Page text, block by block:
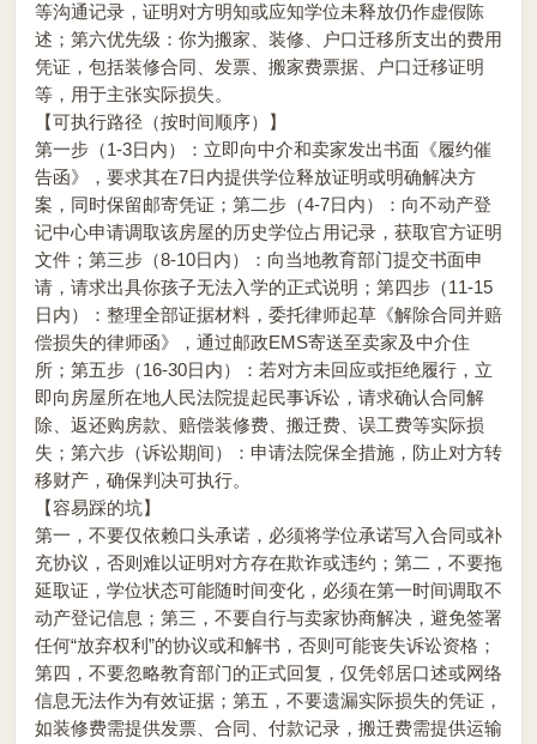
等沟通记录，证明对方明知或应知学位未释放仍作虚假陈
述；第六优先级：你为搬家、装修、户口迁移所支出的费用
凭证，包括装修合同、发票、搬家费票据、户口迁移证明
等，用于主张实际损失。
【可执行路径（按时间顺序）】
第一步（1-3日内）：立即向中介和卖家发出书面《履约催
告函》，要求其在7日内提供学位释放证明或明确解决方
案，同时保留邮寄凭证；第二步（4-7日内）：向不动产登
记中心申请调取该房屋的历史学位占用记录，获取官方证明
文件；第三步（8-10日内）：向当地教育部门提交书面申
请，请求出具你孩子无法入学的正式说明；第四步（11-15
日内）：整理全部证据材料，委托律师起草《解除合同并赔
偿损失的律师函》，通过邮政EMS寄送至卖家及中介住
所；第五步（16-30日内）：若对方未回应或拒绝履行，立
即向房屋所在地人民法院提起民事诉讼，请求确认合同解
除、返还购房款、赔偿装修费、搬迁费、误工费等实际损
失；第六步（诉讼期间）：申请法院保全措施，防止对方转
移财产，确保判决可执行。
【容易踩的坑】
第一，不要仅依赖口头承诺，必须将学位承诺写入合同或补
充协议，否则难以证明对方存在欺诈或违约；第二，不要拖
延取证，学位状态可能随时间变化，必须在第一时间调取不
动产登记信息；第三，不要自行与卖家协商解决，避免签署
任何“放弃权利”的协议或和解书，否则可能丧失诉讼资格；
第四，不要忽略教育部门的正式回复，仅凭邻居口述或网络
信息无法作为有效证据；第五，不要遗漏实际损失的凭证，
如装修费需提供发票、合同、付款记录，搬迁费需提供运输